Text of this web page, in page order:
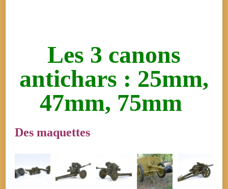
Les 3 canons
antichars : 25mm,
47mm, 75mm
Des maquettes